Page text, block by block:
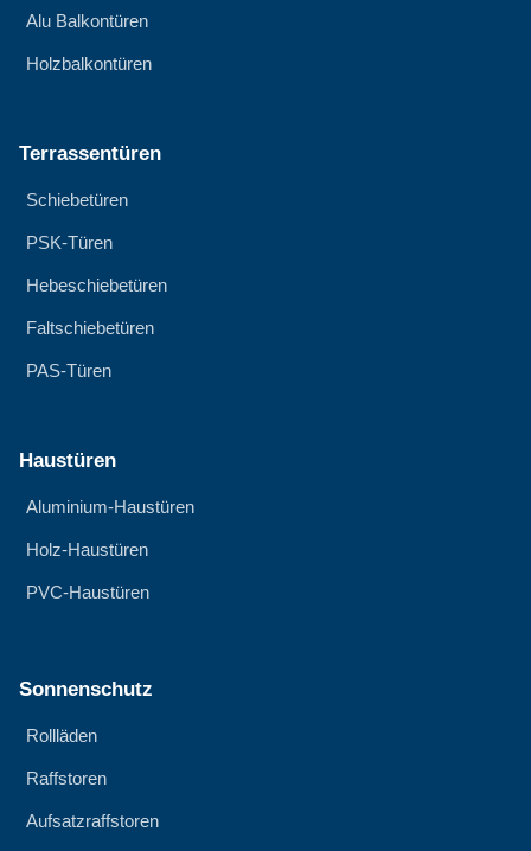
Alu Balkontüren
Holzbalkontüren
Terrassentüren
Schiebetüren
PSK-Türen
Hebeschiebetüren
Faltschiebetüren
PAS-Türen
Haustüren
Aluminium-Haustüren
Holz-Haustüren
PVC-Haustüren
Sonnenschutz
Rollläden
Raffstoren
Aufsatzraffstoren